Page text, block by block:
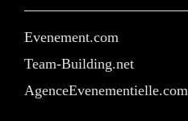
Evenement.com
Team-Building.net
AgenceEvenementielle.com